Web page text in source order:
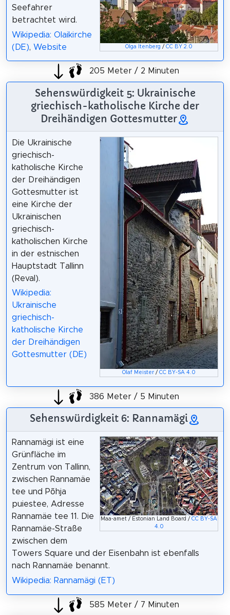
Olga Itenberg /CC BY 2.0
Seefahrer
betrachtet wird.
Wikipedia: Olaikirche
(DE), Website
205 Meter / 2 Minuten
Sehenswürdigkeit 5: Ukrainische
griechisch-katholische Kirche der
Dreihändigen Gottesmutter
Olaf Meister /CC BY-SA 4.0
Die Ukrainische
griechisch-
katholische Kirche
der Dreihändigen
Gottesmutter ist
eine Kirche der
Ukrainischen
griechisch-
katholischen Kirche
in der estnischen
Hauptstadt Tallinn
(Reval).
Wikipedia:
Ukrainische
griechisch-
katholische Kirche
der Dreihändigen
Gottesmutter (DE)
386 Meter / 5 Minuten
Sehenswürdigkeit 6: Rannamägi
Maa-amet / Estonian Land Board /CC BY-SA
4.0
Rannamägi ist eine
Grünfläche im
Zentrum von Tallinn,
zwischen Rannamäe
tee und Põhja
puiestee, Adresse
Rannamäe tee 11. Die
Rannamäe-Straße
zwischen dem
Towers Square und der Eisenbahn ist ebenfalls
nach Rannamäe benannt.
Wikipedia: Rannamägi (ET)
585 Meter / 7 Minuten